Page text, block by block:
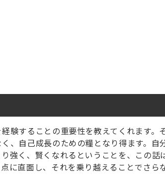
験することの重要性を教えてくれます。
、自己成長のための糧となり得ます。自
強く、賢くなれるということを、この話
に直面し、それを乗り越えることでさら